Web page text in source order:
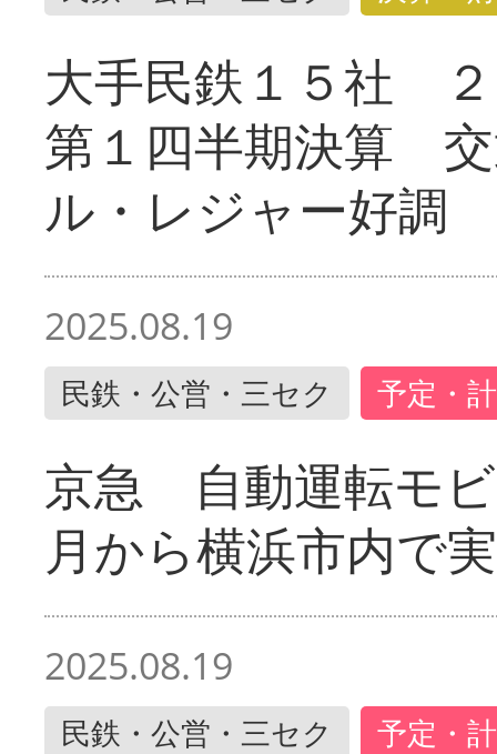
大手民鉄１５社
第１四半期決算
ル・レジャー好調
2025.08.19
民鉄・公営・三セク 予定・
京急 自動運転モ
月から横浜市内で
2025.08.19
民鉄・公営・三セク 予定・